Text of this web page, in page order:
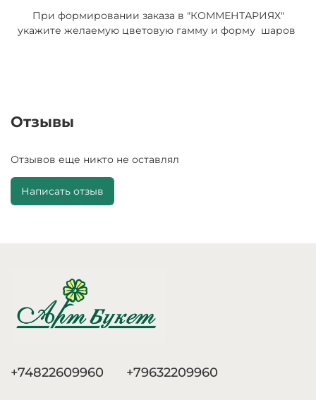
При формировании заказа в "КОММЕНТАРИЯХ"
укажите желаемую цветовую гамму и форму шаров
Отзывы
Отзывов еще никто не оставлял
Написать отзыв
+74822609960 +79632209960